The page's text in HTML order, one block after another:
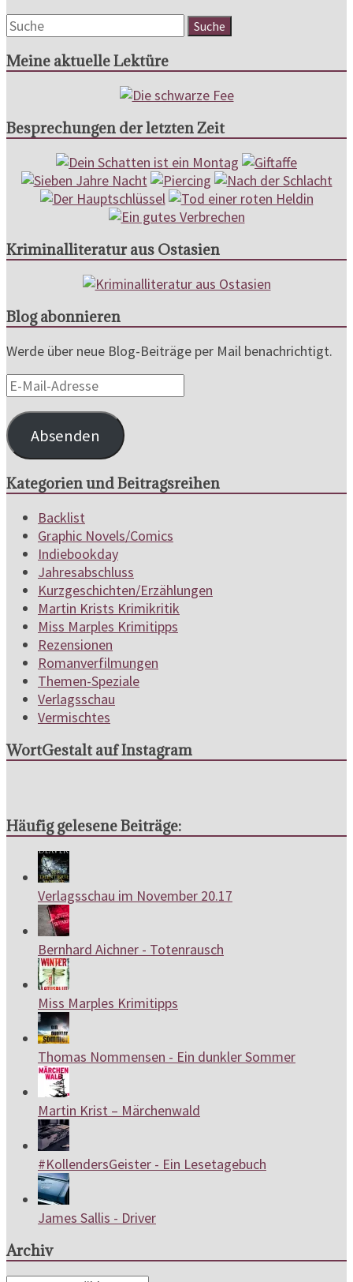
Meine aktuelle Lektüre
Besprechungen der letzten Zeit
Kriminalliteratur aus Ostasien
Blog abonnieren
Werde über neue Blog-Beiträge per Mail benachrichtigt.
E-
Mail-
Adresse
Absenden
Kategorien und Beitragsreihen
Backlist
Graphic Novels/Comics
Indiebookday
Jahresabschluss
Kurzgeschichten/Erzählungen
Martin Krists Krimikritik
Miss Marples Krimitipps
Rezensionen
Romanverfilmungen
Themen-Speziale
Verlagsschau
Vermischtes
WortGestalt auf Instagram
Häufig gelesene Beiträge:
Verlagsschau im November 20.17
Bernhard Aichner - Totenrausch
Miss Marples Krimitipps
Thomas Nommensen - Ein dunkler Sommer
Martin Krist – Märchenwald
#KollendersGeister - Ein Lesetagebuch
James Sallis - Driver
Archiv